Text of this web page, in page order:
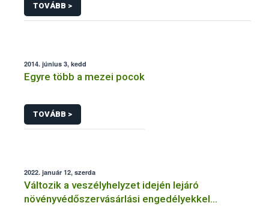
TOVÁBB >
2014. június 3, kedd
Egyre több a mezei pocok
TOVÁBB >
2022. január 12, szerda
Változik a veszélyhelyzet idején lejáró
növényvédőszervásárlási engedélyekkel